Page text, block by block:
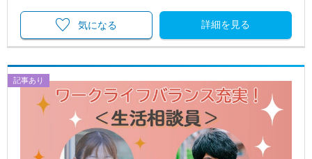
詳細を見る
気になる
記事あり